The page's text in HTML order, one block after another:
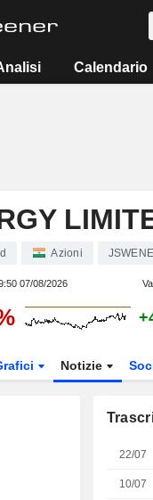
Calendario
Azioni
07/08/2026
Notizie
22/07
10/07